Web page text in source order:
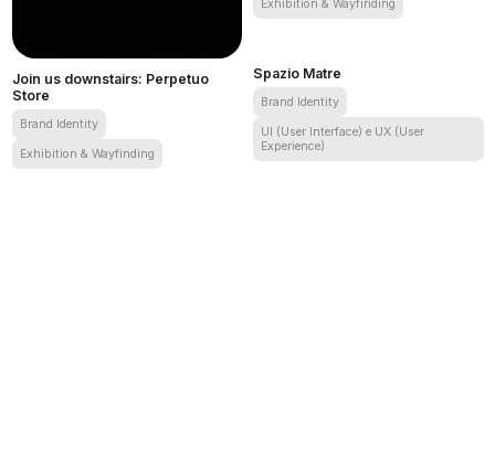
Join us downstairs: Perpetuo
Store
Brand Identity
Exhibition & Wayfinding
Exhibition & Wayfinding
Spazio Matre
Brand Identity
UI (User Interface) e UX (User
Experience)